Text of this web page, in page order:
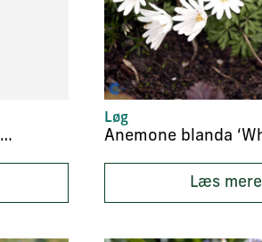
Anemone blanda ‘Blue Shades’
Løg
Læs mere